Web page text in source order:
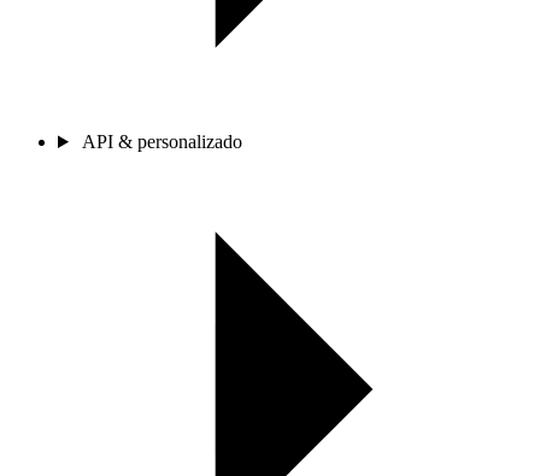
API & personalizado